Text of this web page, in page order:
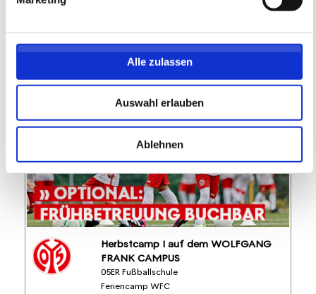
Alle zulassen
Auswahl erlauben
Ablehnen
Diese Veranstaltungen könnten dich auch
Herbstcamp I auf dem WOLFGANG
FRANK CAMPUS
05ER Fußballschule
Feriencamp WFC